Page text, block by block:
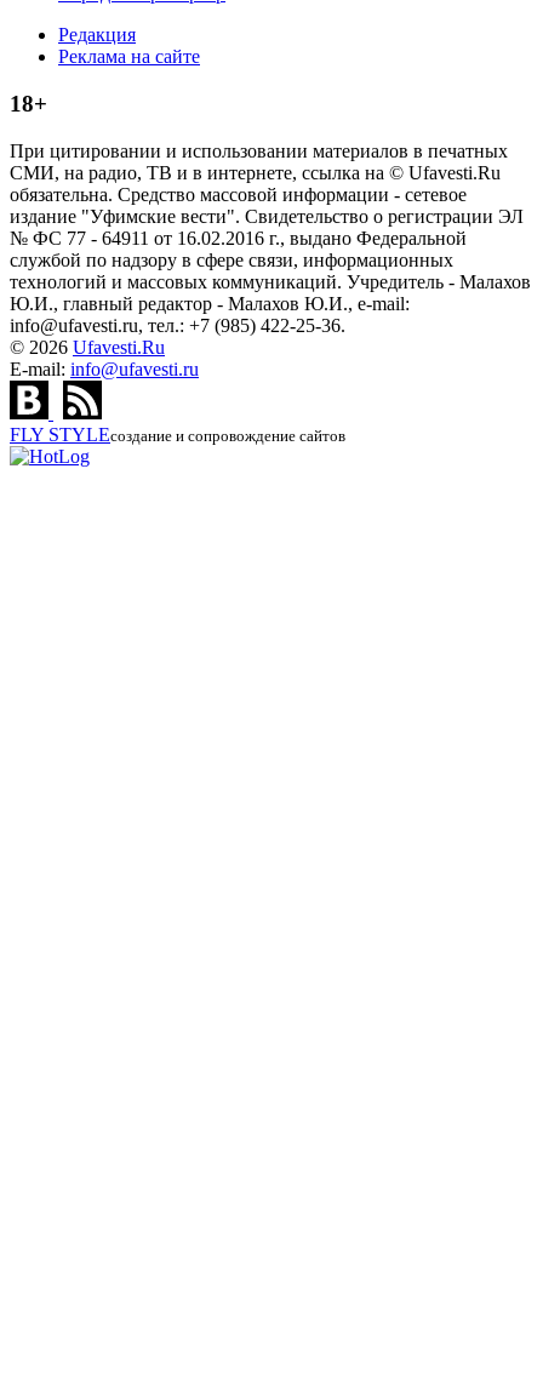
Редакция
Реклама на сайте
18+
При цитировании и использовании материалов в печатных
СМИ, на радио, ТВ и в интернете, ссылка на © Ufavesti.Ru
обязательна. Средство массовой информации - сетевое
издание "Уфимские вести". Свидетельство о регистрации ЭЛ
№ ФС 77 - 64911 от 16.02.2016 г., выдано Федеральной
службой по надзору в сфере связи, информационных
технологий и массовых коммуникаций. Учредитель - Малахов
Ю.И., главный редактор - Малахов Ю.И., e-mail:
info@ufavesti.ru, тел.: +7 (985) 422-25-36.
© 2026 Ufavesti.Ru
E-mail: info@ufavesti.ru
FLY STYLEсоздание и сопровождение сайтов